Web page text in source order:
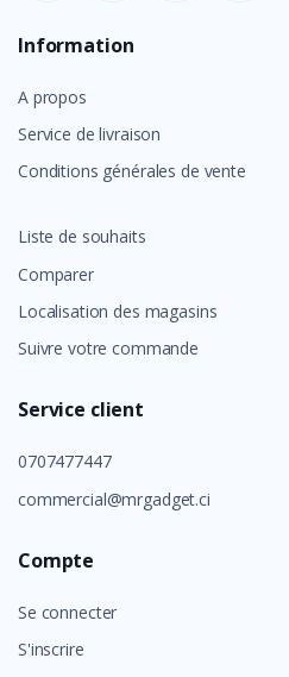
Information
A propos
Service de livraison
Conditions générales de vente
Liste de souhaits
Comparer
Localisation des magasins
Suivre votre commande
Service client
0707477447
commercial@mrgadget.ci
Compte
Se connecter
S'inscrire